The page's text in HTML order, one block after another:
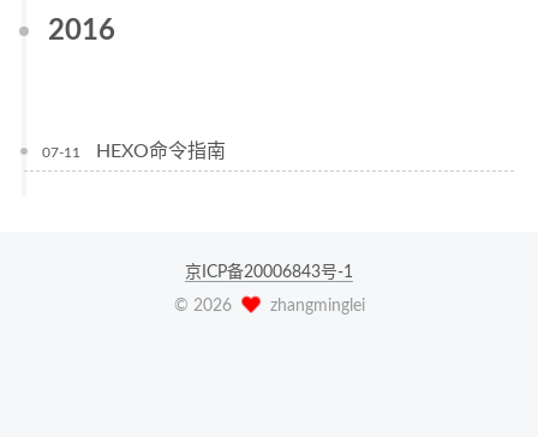
2016
07-11 HEXO命令指南
京ICP备20006843号-1
© 2026 zhangminglei